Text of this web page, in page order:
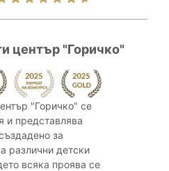
център "Горичко"
"Горичко" се
и представлява
за
различни детски
всяка проява се